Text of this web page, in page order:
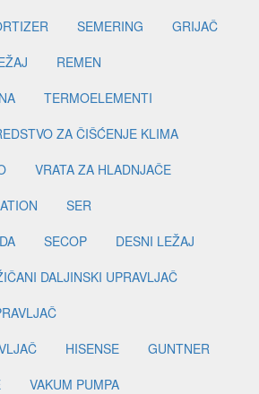
SEMERING
GRIJAČ
REMEN
TERMOELEMENTI
ZA ČIŠĆENJE KLIMA
VRATA ZA HLADNJAČE
SER
SECOP
DESNI LEŽAJ
DALJINSKI UPRAVLJAČ
HISENSE
GUNTNER
VAKUM PUMPA